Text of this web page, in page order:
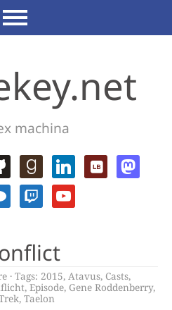
machina
Tags: 2015, Atavus, Casts,
,Episode, Gene Roddenberry,
, Taelon